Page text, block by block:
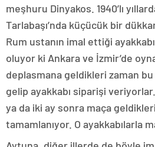
meşhuru Dinyakos. 1940’lı
Tarlabaşı’nda küçücük bir
Rum ustanın imal ettiği
oluyor ki Ankara ve İzmir’de
deplasmana geldikleri zaman bu
gelip ayakkabı siparişi
ya da iki ay sonra maça
tamamlanıyor. O ayakkabılarla